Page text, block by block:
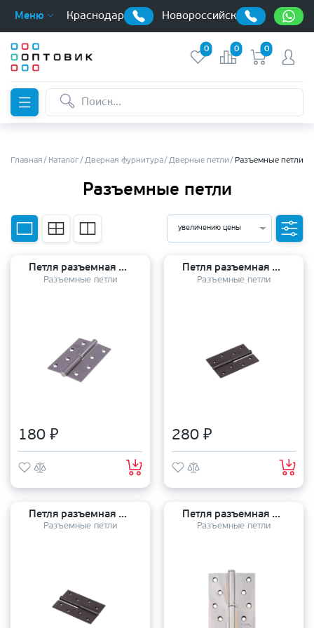
Меню Краснодар Новороссийск
0 0 0
Главная Каталог Дверная фурнитура Дверные петли Разъемные петли
Разъемные петли
увеличению цены
Петля разъемная ARSENAL 100*70*2,5 SN R никель ПРАВАЯ
Разъемные петли
180 ₽
Петля разъемная PALIDORE 120*80*3 BLM R черный ПРАВАЯ
Разъемные петли
280 ₽
Петля разъемная ARSENAL 120*80*3 BLM L черный ЛЕВАЯ
Разъемные петли
Петля разъемная APECS 120*80*3 CR L
Разъемные петли